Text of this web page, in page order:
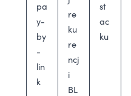
pa
y-
by
-
lin
k
re
ku
re
ncj
i
BL
st
ac
ku